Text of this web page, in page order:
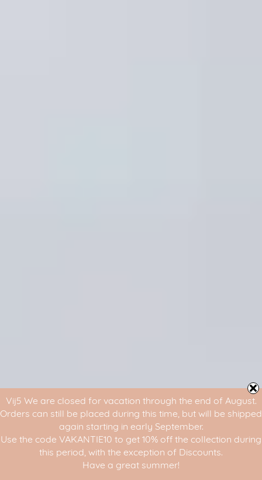
Vij5 We are closed for vacation through the end of August.
Orders can still be placed during this time, but will be shipped
again starting in early September.
Use the code VAKANTIE10 to get 10% off the collection during
this period, with the exception of Discounts.
Have a great summer!